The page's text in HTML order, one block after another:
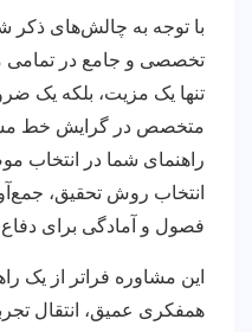
با توجه به چالش‌های ذکر
تخصصی و جامع در تمامی
تنها یک مزیت، بلکه یک
متخصص در گرایش خط
راهنمای شما در انتخاب
انتخاب روش تحقیق،
فصول و آمادگی برای دفاع
این مشاوره فراتر از یک
همفکری عمیق، انتقال